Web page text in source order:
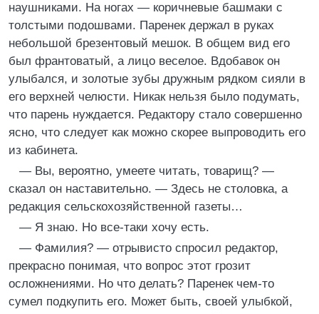
наушниками. На ногах — коричневые башмаки с
толстыми подошвами. Паренек держал в руках
небольшой брезентовый мешок. В общем вид его
был франтоватый, а лицо веселое. Вдобавок он
улыбался, и золотые зубы дружным рядком сияли в
его верхней челюсти. Никак нельзя было подумать,
что парень нуждается. Редактору стало совершенно
ясно, что следует как можно скорее выпроводить его
из кабинета.
— Вы, вероятно, умеете читать, товарищ? —
сказал он наставительно. — Здесь не столовка, а
редакция сельскохозяйственной газеты…
— Я знаю. Но все-таки хочу есть.
— Фамилия? — отрывисто спросил редактор,
прекрасно понимая, что вопрос этот грозит
осложнениями. Но что делать? Паренек чем-то
сумел подкупить его. Может быть, своей улыбкой,